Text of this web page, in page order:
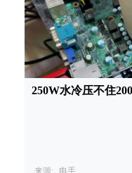
250W水冷压不住
来源: 电手